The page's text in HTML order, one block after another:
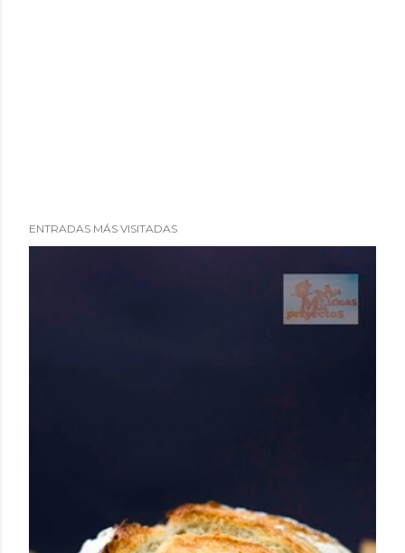
ENTRADAS MÁS VISITADAS